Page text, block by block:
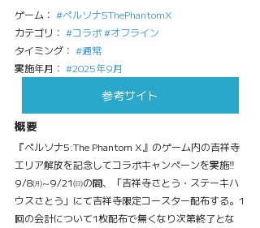
ゲーム： #ペルソナ5ThePhantomX
カテゴリ： #コラボ#オフライン
タイミング： #通常
実施年月： #2025年9月
参考サイト
概要
『ペルソナ5:The Phantom X』のゲーム内の吉祥寺
エリア解放を記念してコラボキャンペーンを実施‼
9/8㈪~9/21㈰の間、「吉祥寺さとう・ステーキハ
ウスさとう」にて吉祥寺限定コースター配布する。1
回の会計について1枚配布で無くなり次第終了とな